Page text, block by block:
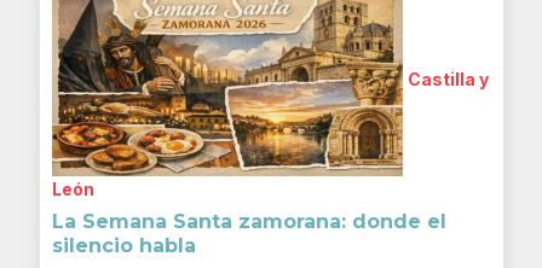
Castilla y
León
La Semana Santa zamorana: donde el
silencio habla